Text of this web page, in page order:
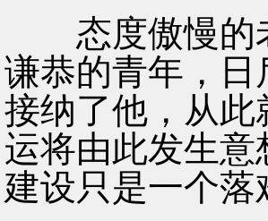
态度傲慢的老
谦恭的青年，
接纳了他，从
运将由此发生
建设只是一个